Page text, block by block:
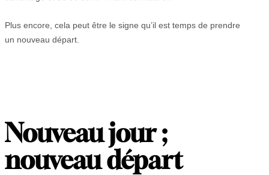
Plus encore, cela peut être le signe qu’il est temps de prendre
un nouveau départ.
Nouveau jour ;
nouveau départ